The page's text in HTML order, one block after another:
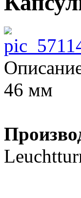
46 мм